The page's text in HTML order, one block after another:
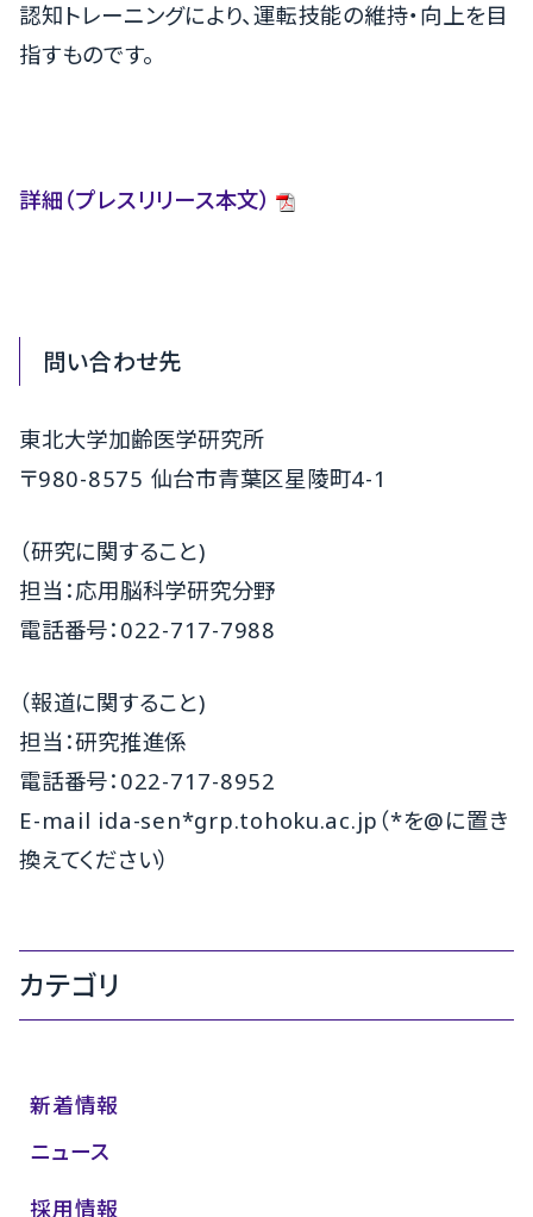
認知トレーニングにより、運転技能の維持・向上を目
指すものです。
詳細（プレスリリース本文）
問い合わせ先
東北大学加齢医学研究所
〒980-8575 仙台市青葉区星陵町4-1
（研究に関すること)
担当：応用脳科学研究分野
電話番号：022-717-7988
（報道に関すること)
担当：研究推進係
電話番号：022-717-8952
E-mail ida-sen*grp.tohoku.ac.jp（*を@に置き
換えてください）
カテゴリ
新着情報
ニュース
採用情報